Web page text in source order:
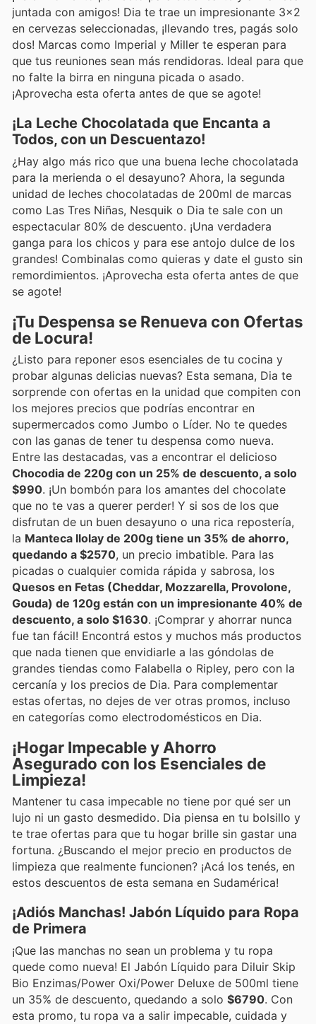
juntada con amigos! Dia te trae un impresionante 3x2
en cervezas seleccionadas, ¡llevando tres, pagás solo
dos! Marcas como Imperial y Miller te esperan para
que tus reuniones sean más rendidoras. Ideal para que
no falte la birra en ninguna picada o asado.
¡Aprovecha esta oferta antes de que se agote!
¡La Leche Chocolatada que Encanta a
Todos, con un Descuentazo!
¿Hay algo más rico que una buena leche chocolatada
para la merienda o el desayuno? Ahora, la segunda
unidad de leches chocolatadas de 200ml de marcas
como Las Tres Niñas, Nesquik o Dia te sale con un
espectacular 80% de descuento. ¡Una verdadera
ganga para los chicos y para ese antojo dulce de los
grandes! Combinalas como quieras y date el gusto sin
remordimientos. ¡Aprovecha esta oferta antes de que
se agote!
¡Tu Despensa se Renueva con Ofertas
de Locura!
¿Listo para reponer esos esenciales de tu cocina y
probar algunas delicias nuevas? Esta semana, Dia te
sorprende con ofertas en la unidad que compiten con
los mejores precios que podrías encontrar en
supermercados como Jumbo o Líder. No te quedes
con las ganas de tener tu despensa como nueva.
Entre las destacadas, vas a encontrar el delicioso
Chocodia de 220g con un 25% de descuento, a solo
$990. ¡Un bombón para los amantes del chocolate
que no te vas a querer perder! Y si sos de los que
disfrutan de un buen desayuno o una rica repostería,
la Manteca Ilolay de 200g tiene un 35% de ahorro,
quedando a $2570, un precio imbatible. Para las
picadas o cualquier comida rápida y sabrosa, los
Quesos en Fetas (Cheddar, Mozzarella, Provolone,
Gouda) de 120g están con un impresionante 40% de
descuento, a solo $1630. ¡Comprar y ahorrar nunca
fue tan fácil! Encontrá estos y muchos más productos
que nada tienen que envidiarle a las góndolas de
grandes tiendas como Falabella o Ripley, pero con la
cercanía y los precios de Dia. Para complementar
estas ofertas, no dejes de ver otras promos, incluso
en categorías como electrodomésticos en Dia.
¡Hogar Impecable y Ahorro
Asegurado con los Esenciales de
Limpieza!
Mantener tu casa impecable no tiene por qué ser un
lujo ni un gasto desmedido. Dia piensa en tu bolsillo y
te trae ofertas para que tu hogar brille sin gastar una
fortuna. ¿Buscando el mejor precio en productos de
limpieza que realmente funcionen? ¡Acá los tenés, en
estos descuentos de esta semana en Sudamérica!
¡Adiós Manchas! Jabón Líquido para Ropa
de Primera
¡Que las manchas no sean un problema y tu ropa
quede como nueva! El Jabón Líquido para Diluir Skip
Bio Enzimas/Power Oxi/Power Deluxe de 500ml tiene
un 35% de descuento, quedando a solo $6790. Con
esta promo, tu ropa va a salir impecable, cuidada y